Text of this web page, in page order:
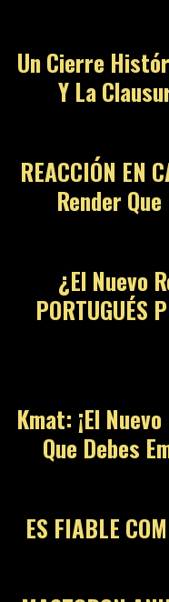
Un Cierre
Y La
REACCIÓN EN
Render
¿El Nuevo
PORTUGUÉS
Kmat: ¡El
Que Debes
ES FIABLE